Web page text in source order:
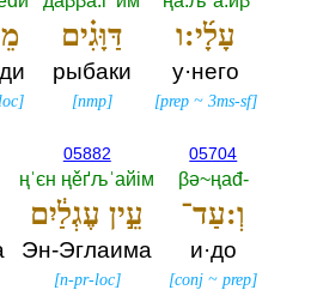
עָלָ֜י:ו
у·него
[prep ~3ms-sf]
דַּוָּגִ֗ים
рыбаки
[nmp]
]
05704
βә~ңаđ-‎
וְ:עַד־
и·до
[conj ~prep]
05882
ңˈєн ңěґљˈайiм
עֵ֣ין עֶגְלַ֔יִם
Эн-Эглаима
[n-pr-loc]